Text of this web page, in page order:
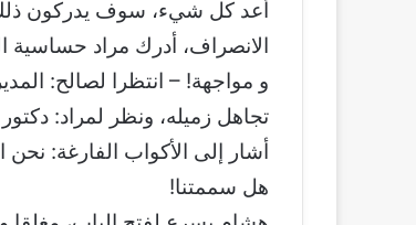
أعد كل شيء، سوف يدركون ذلك،
الانصراف، أدرك مراد حساسية
و مواجهة! – انتظرا لصالح:
تجاهل زميله، ونظر لمراد:
أشار إلى الأكواب الفارغة:
هل سممتنا!